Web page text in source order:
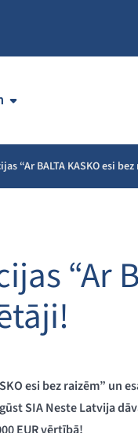
“Ar BALTA KASKO esi
“Ar
esi bez raizēm”
SIA Neste Latvija